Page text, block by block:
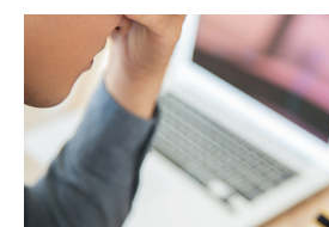
прослушивания участников, мастер-
наставников, выступления
приглашённых артистов», - сообщает
фестивальные мероприятия будет
фестивале участвовали 26 финалистов
Челябинской, Свердловской,
областей, Ханты-Мансийского
Республики Башкортостан.
идейный вдохновитель, организатор
певец, победитель главного